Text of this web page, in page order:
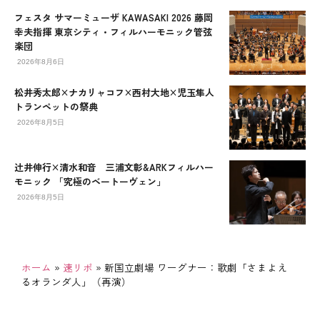
フェスタ サマーミューザ KAWASAKI 2026 藤岡
幸夫指揮 東京シティ・フィルハーモニック管弦
楽団
2026年8月6日
松井秀太郎×ナカリャコフ×西村大地×児玉隼人
トランペットの祭典
2026年8月5日
辻󠄀井伸行×清水和音 三浦文彰&ARKフィルハー
モニック 「究極のベートーヴェン」
2026年8月5日
ホーム » 速リポ » 新国立劇場 ワーグナー：歌劇「さまよえ
るオランダ人」（再演）